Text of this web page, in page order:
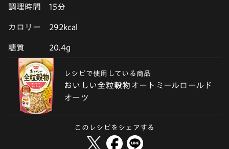
調理時間 15分
カロリー 292kcal
糖質 20.4g
レシピで使用している商品
おいしい全粒穀物オートミールロールド
オーツ
このレシピをシェアする